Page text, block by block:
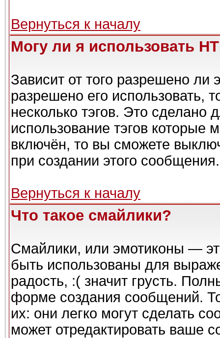
Вернуться к началу
Могу ли я использовать
Зависит от того разрешено ли
разрешено его использовать,
несколько тэгов. Это сделано
использование тэгов которые
включён, то вы сможете
при создании этого сообщения.
Вернуться к началу
Что такое смайлики?
Смайлики, или эмотиконы —
быть использованы для
радость, :( значит грусть.
форме создания сообщений.
их: они легко могут сделать
может отредактировать ваше